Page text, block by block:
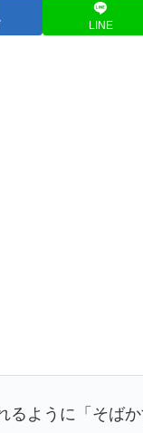
LINE
ように「そば